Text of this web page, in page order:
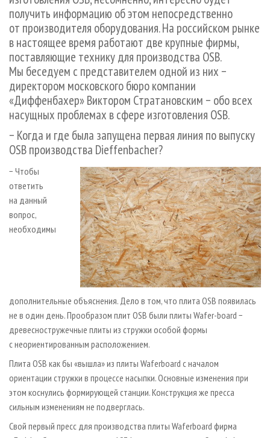
СУШКА ДРЕВЕСИНЫ
ПРОИЗВОДСТВО ДРЕВЕСНЫХ ПЛИТ
ДЕРЕВЯННОЕ ДОМОСТРОЕНИЕ
ПРОИЗВОДСТВО МЕБЕЛИ
БИОЭНЕРГЕТИКА
ЦБП
ИНСТРУМЕНТ И МАТЕРИАЛЫ
ПЕРСОНЫ
МОБИЛЬНЫЕ ВЫСТАВКИ
ОФИЦИАЛЬНЫЕ ДЕЛЕГАЦИИ
ПРИОРИТЕТНЫЕ ИНВЕСТПРОЕКТЫ
RUSSIAN FORESTRY REVIEW
ГАЗЕТА ЛЕСПРОМФОРУМ
БИБЛИОТЕКА СПЕЦИАЛИСТА
КОНТАКТЫ
РЕКЛАМА
РЕКЛАМА НА САЙТЕ
получить информацию об этом непосредственно
от производителя оборудования. На российском рынке
в настоящее время работают две крупные фирмы,
поставляющие технику для производства OSB.
Мы беседуем с представителем одной из них −
директором московского бюро компании
«Диффенбахер» Виктором Стратановским − обо всех
насущных проблемах в сфере изготовления OSB.
− Когда и где была запущена первая линия по выпуску
OSB производства Dieffenbacher?
− Чтобы
ответить
на данный
вопрос,
необходимы
дополнительные объяснения. Дело в том, что плита OSB появилась
не в один день. Прообразом плит OSB были плиты Wafer­-board −
древесностружечные плиты из стружки особой формы
с неориентированным расположением.
Плита OSB как бы «вышла» из плиты Waferboard с началом
ориентации стружки в процессе насыпки. Основные изменения при
этом коснулись формирующей станции. Конструкция же пресса
сильным изменениям не подверглась.
Свой первый пресс для производства плиты Waferboard фирма